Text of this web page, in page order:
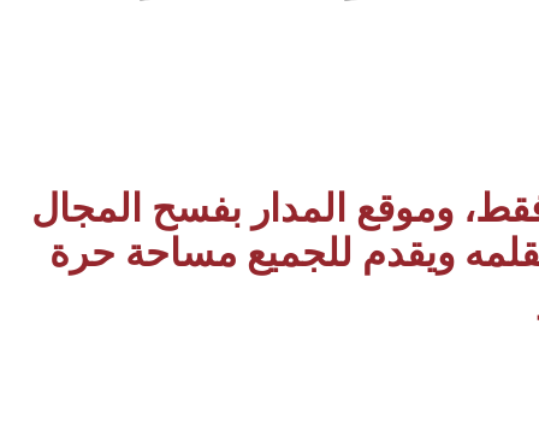
وموقع المدار بفسح المجال
ويقدم للجميع مساحة حرة